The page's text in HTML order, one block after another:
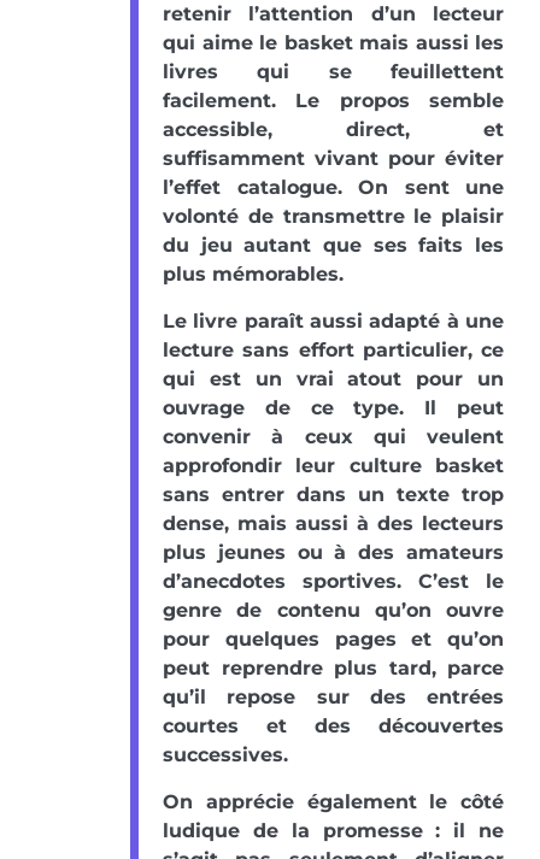
retenir l’attention d’un lecteur
qui aime le basket mais aussi les
livres qui se feuillettent
facilement. Le propos semble
accessible, direct, et
suffisamment vivant pour éviter
l’effet catalogue. On sent une
volonté de transmettre le plaisir
du jeu autant que ses faits les
plus mémorables.
Le livre paraît aussi adapté à une
lecture sans effort particulier, ce
qui est un vrai atout pour un
ouvrage de ce type. Il peut
convenir à ceux qui veulent
approfondir leur culture basket
sans entrer dans un texte trop
dense, mais aussi à des lecteurs
plus jeunes ou à des amateurs
d’anecdotes sportives. C’est le
genre de contenu qu’on ouvre
pour quelques pages et qu’on
peut reprendre plus tard, parce
qu’il repose sur des entrées
courtes et des découvertes
successives.
On apprécie également le côté
ludique de la promesse : il ne